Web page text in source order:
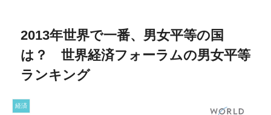
2013年世界で一番、男女平等の国
は？ 世界経済フォーラムの男女平等
ランキング
経済